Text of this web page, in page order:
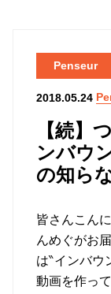
【続】
ンバウ
の知ら
Penseur
2018.05.24
皆さんこん
んめぐがお
は‶インバウ
動画を作っ